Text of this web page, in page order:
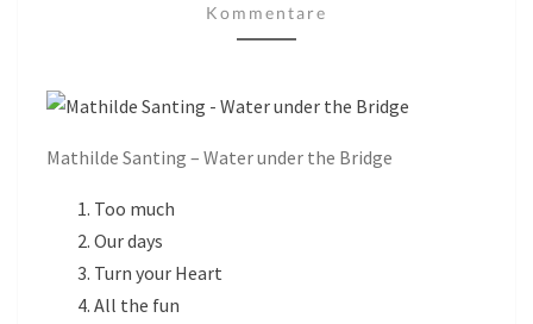
„WATER
UNDER
BRIDGE“
Kommentare
Mathilde Santing – Water under the Bridge
Too much
Our days
Turn your Heart
All the fun